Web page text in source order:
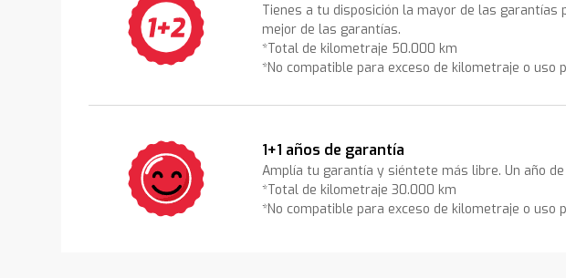
Tienes a tu disposición la mayor de las garantías
mejor de las garantías.
*Total de kilometraje 50.000 km
*No compatible para exceso de kilometraje o uso
1+1 años de garantía
Amplía tu garantía y siéntete más libre. Un año
*Total de kilometraje 30.000 km
*No compatible para exceso de kilometraje o uso